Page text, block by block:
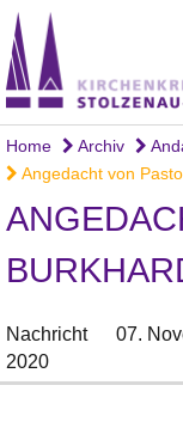
Home Archiv
Angedacht von
Nachricht
07.
2020